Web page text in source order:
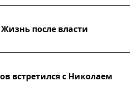
после власти
встретился с Николаем